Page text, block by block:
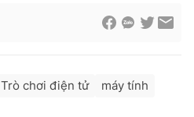
Trò chơi điện tử
máy tính